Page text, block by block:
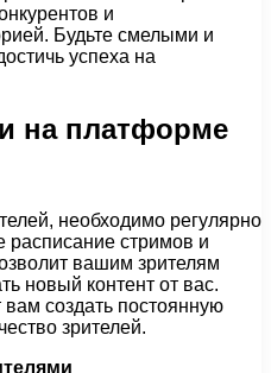
и
Будьте смелыми и
успеха на
на платформе
необходимо регулярно
расписание стримов и
вашим зрителям
новый контент от вас.
создать постоянную
зрителей.